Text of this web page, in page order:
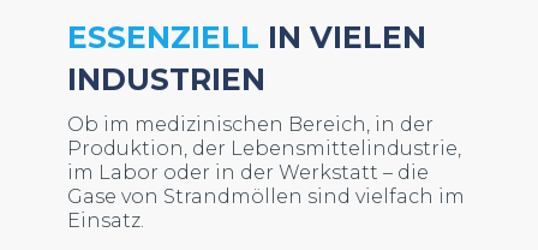
ESSENZIELL IN VIELEN
INDUSTRIEN
Ob im medizinischen Bereich, in der
Produktion, der Lebensmittelindustrie,
im Labor oder in der Werkstatt – die
Gase von Strandmöllen sind vielfach im
Einsatz.